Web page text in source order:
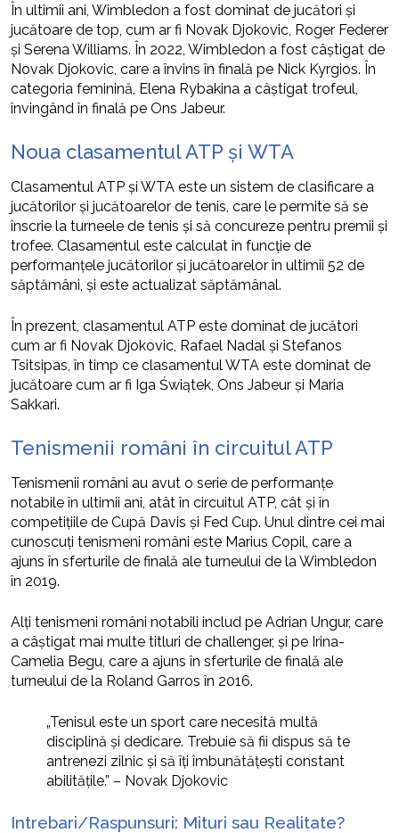
În ultimii ani, Wimbledon a fost dominat de jucători și
jucătoare de top, cum ar fi Novak Djokovic, Roger Federer
și Serena Williams. În 2022, Wimbledon a fost câștigat de
Novak Djokovic, care a învins în finală pe Nick Kyrgios. În
categoria feminină, Elena Rybakina a câștigat trofeul,
învingând în finală pe Ons Jabeur.
Noua clasamentul ATP și WTA
Clasamentul ATP și WTA este un sistem de clasificare a
jucătorilor și jucătoarelor de tenis, care le permite să se
înscrie la turneele de tenis și să concureze pentru premii și
trofee. Clasamentul este calculat în funcție de
performanțele jucătorilor și jucătoarelor în ultimii 52 de
săptămâni, și este actualizat săptămânal.
În prezent, clasamentul ATP este dominat de jucători
cum ar fi Novak Djokovic, Rafael Nadal și Stefanos
Tsitsipas, în timp ce clasamentul WTA este dominat de
jucătoare cum ar fi Iga Świątek, Ons Jabeur și Maria
Sakkari.
Tenismenii români în circuitul ATP
Tenismenii români au avut o serie de performanțe
notabile în ultimii ani, atât în circuitul ATP, cât și în
competițiile de Cupă Davis și Fed Cup. Unul dintre cei mai
cunoscuți tenismeni români este Marius Copil, care a
ajuns în sferturile de finală ale turneului de la Wimbledon
în 2019.
Alți tenismeni români notabili includ pe Adrian Ungur, care
a câștigat mai multe titluri de challenger, și pe Irina-
Camelia Begu, care a ajuns în sferturile de finală ale
turneului de la Roland Garros în 2016.
„Tenisul este un sport care necesită multă
disciplină și dedicare. Trebuie să fii dispus să te
antrenezi zilnic și să îți îmbunătățești constant
abilitățile.” – Novak Djokovic
Intrebari/Raspunsuri: Mituri sau Realitate?